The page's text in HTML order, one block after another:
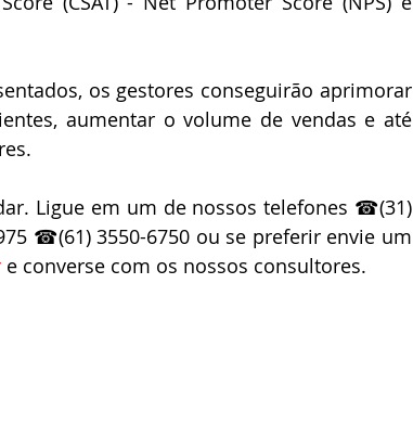
os gestores conseguirão aprimorar
aumentar o volume de vendas e até
Ligue em um de nossos telefones ☎(31)
☎(61) 3550-6750 ou se preferir envie um
e converse com os nossos consultores.